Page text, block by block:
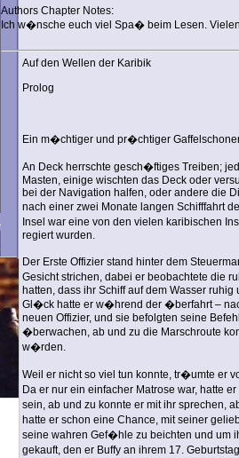
Authors Chapter Notes:
Ich w�nsche euch viel Spa� beim Lesen.
Auf den Wellen der Karibik
Prolog
Ein m�chtiger und pr�chtiger
An Deck herrschte gesch�ftiges Treiben;
Masten, einige wischten das Deck oder
bei der Navigation halfen, oder andere die
nach einer zwei Monate langen Schifffahrt
Insel war eine von den vielen karibischen
regiert wurden.
Der Erste Offizier stand hinter dem
Gesicht strichen, dabei er beobachtete die
hatten, dass ihr Schiff auf dem Wasser
Gl�ck hatte er w�hrend der �berfahrt –
neuen Offizier, und sie befolgten seine
�berwachen, ab und zu die Marschroute
w�rden.
Weil er nicht so viel tun konnte, tr�umte er
Da er nur ein einfacher Matrose war, hatte
sein, ab und zu konnte er mit ihr sprechen,
hatte er schon eine Chance, mit seiner
seine wahren Gef�hle zu beichten und um
gekauft, den er Buffy an ihrem 17.